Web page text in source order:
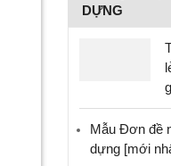
DỰNG
Mẫu Đơn đề
dựng [mới